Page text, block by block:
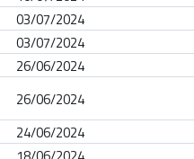
03/07/2024
03/07/2024
26/06/2024
26/06/2024
24/06/2024